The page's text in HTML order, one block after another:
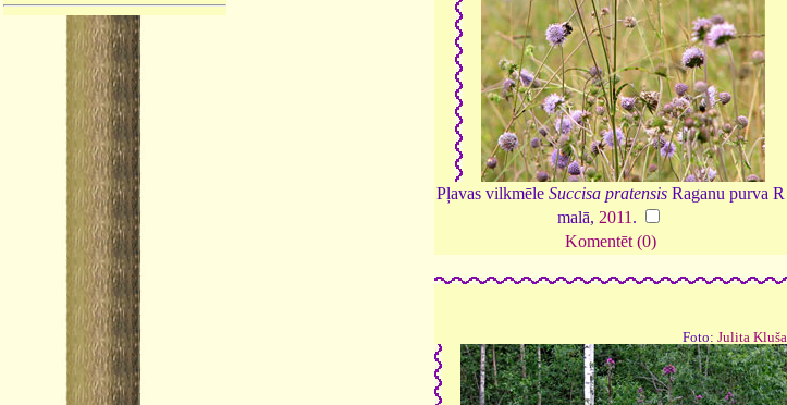
Pļavas vilkmēle Succisa pratensisRaganu purva R
malā, 2011 .
Komentēt (0)
Foto: Julita Kluša